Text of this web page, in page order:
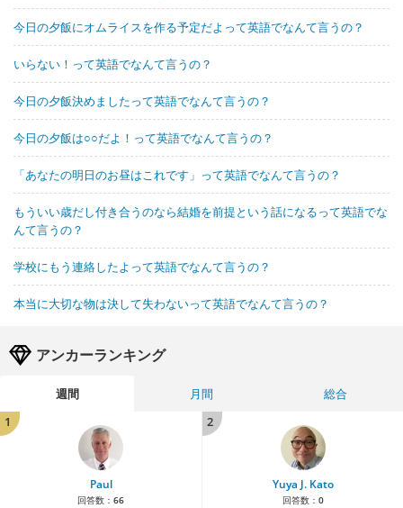
今日の夕飯にオムライスを作る予定だよって英語でなんて言うの？
いらない！って英語でなんて言うの？
今日の夕飯決めましたって英語でなんて言うの？
今日の夕飯は○○だよ！って英語でなんて言うの？
「あなたの明日のお昼はこれです」って英語でなんて言うの？
もういい歳だし付き合うのなら結婚を前提という話になるって英語でな
んて言うの？
学校にもう連絡したよって英語でなんて言うの？
本当に大切な物は決して失わないって英語でなんて言うの？
アンカーランキング
週間 月間
総合
1
Paul
回答数： 66
2
Yuya J. Kato
回答数： 0